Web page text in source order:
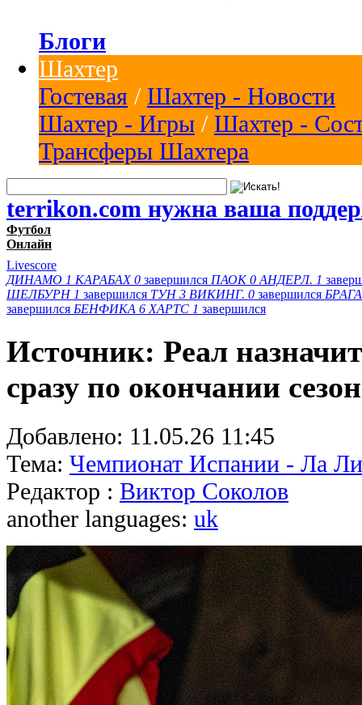
Блоги
Шахтер
Гостевая / Шахтер - Новости
Шахтер - Игры / Шахтер -
Трансферы Шахтера
terrikon.com нужна ваша
Футбол
Онлайн
Livescore
ДИНАМО 1 КАРАБАХ 0 завершился ПАОК 0 АНДЕРЛ. 1
ШЕЛБУРН 1 завершился ТУН 3 ВИКИНГ. 0 завершился БРАГА
завершился БЕНФИКА 6 ХАРТС 1 завершился
Источник: Реал
сразу по окончании
Добавлено: 11.05.26 11:45
Тема: Чемпионат Испании - Ла
Редактор : Виктор Соколов
another languages: uk